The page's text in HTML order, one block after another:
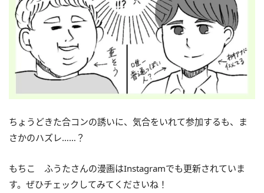
ちょうどきた合コンの誘いに、気合をいれて参加するも、ま
さかのハズレ……？
もちこ ふうたさんの漫画はInstagramでも更新されていま
す。ぜひチェックしてみてくださいね！